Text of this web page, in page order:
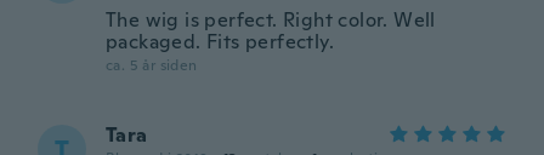
The wig is perfect. Right color. Well
packaged. Fits perfectly.
ca. 5 år siden
Tara